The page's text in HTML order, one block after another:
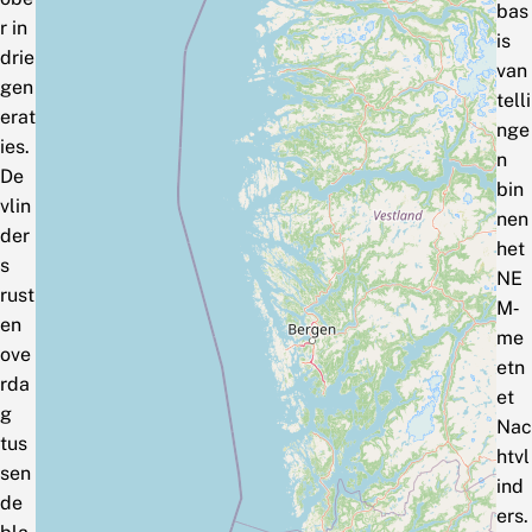
r in
drie
gen
erat
ies.
De
vlin
der
s
rust
en
ove
rda
g
tus
sen
de
bas
is
van
telli
nge
n
bin
nen
het
NE
M‑
me
etn
et
Nac
htvl
ind
ers.